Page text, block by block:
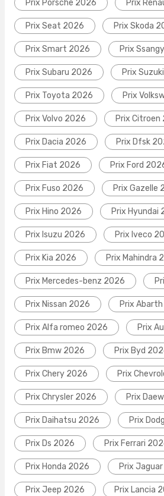
Prix Porsche 2026 Prix
Prix Seat 2026 Prix Skoda
Prix Smart 2026 Prix
Prix Subaru 2026 Prix
Prix Toyota 2026 Prix
Prix Volvo 2026 Prix Citroen
Prix Dacia 2026 Prix Dfsk
Prix Fiat 2026 Prix Ford
Prix Fuso 2026 Prix Gazelle
Prix Hino 2026 Prix Hyundai
Prix Isuzu 2026 Prix Iveco
Prix Kia 2026 Prix Mahindra
Prix Mercedes-benz 2026
Prix Nissan 2026 Prix
Prix Alfa romeo 2026 Prix
Prix Bmw 2026 Prix Byd
Prix Chery 2026 Prix
Prix Chrysler 2026 Prix
Prix Daihatsu 2026 Prix
Prix Ds 2026 Prix Ferrari
Prix Honda 2026 Prix
Prix Jeep 2026 Prix Lancia